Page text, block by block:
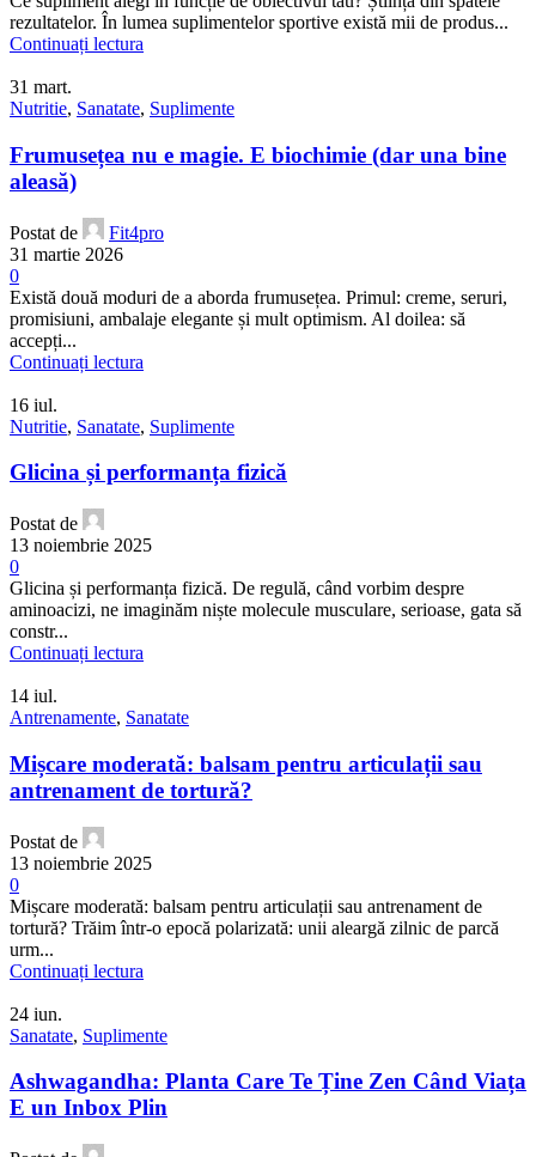
rezultatelor. În lumea suplimentelor sportive există mii de produs...
Continuați lectura
31 mart.
Nutritie, Sanatate, Suplimente
Frumusețea nu e magie. E biochimie (dar una bine
aleasă)
Postat de
Fit4pro
31 martie 2026
0
Există două moduri de a aborda frumusețea. Primul: creme, seruri,
promisiuni, ambalaje elegante și mult optimism. Al doilea: să
accepți...
Continuați lectura
16 iul.
Nutritie, Sanatate, Suplimente
Glicina și performanța fizică
Postat de
13 noiembrie 2025
0
Glicina și performanța fizică. De regulă, când vorbim despre
aminoacizi, ne imaginăm niște molecule musculare, serioase, gata să
constr...
Continuați lectura
14 iul.
Antrenamente, Sanatate
Mișcare moderată: balsam pentru articulații sau
antrenament de tortură?
Postat de
13 noiembrie 2025
0
Mișcare moderată: balsam pentru articulații sau antrenament de
tortură? Trăim într-o epocă polarizată: unii aleargă zilnic de parcă
urm...
Continuați lectura
24 iun.
Sanatate, Suplimente
Ashwagandha: Planta Care Te Ține Zen Când Viața
E un Inbox Plin